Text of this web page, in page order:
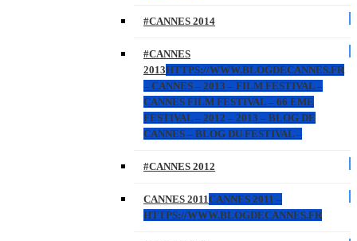
#CANNES 2014
#CANNES
2013HTTPS://WWW.BLOGDECANNES.FR
– CANNES – 2013 – FILM FESTIVAL –
CANNES FILM FESTIVAL – 66 EME
FESTIVAL – 2012 – 2013 – BLOG DE
CANNES – BLOG DU FESTIVAL –
#CANNES 2012
CANNES 2011CANNES 2011 –
HTTPS://WWW.BLOGDECANNES.FR